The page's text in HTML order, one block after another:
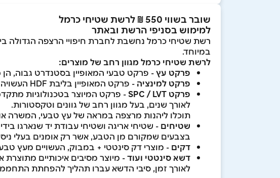
שובר בשווי 550 ₪ לרשת שטיחי כרמל
למימוש בסניפי הרשת ובאתר
רשת שטיחי כרמל נחשבת לחברת חיפויי הרצפה הגדולה
במיוחד.
לרשת שטיחי כרמל מגוון רחב של מוצרים:
פרקט עץ - פרקט טבעי המאופיין בסטנדרט גבוה, הן
פרקט למינציה - פרקט המאופיין בליבת HDF העשויה מעץ טבעי איכותי, חיבורים חזקים ועמידה בפני דהייה, שחיקה וחדירת לחות.
פרקט SPC / LVT
- פרקט המיוצר בטכנולוגיות
לאורך שנים, בעל מגוון רחב של גוונים וטקסטורות.
תוכלו ליהנות מרצפה במראה של עץ טבעי, המשרה
שטיחים - שטיחי אריגה ושטיחי עבודת יד שנארגו
בצבעים שמקורם מן הטבע, אשר רק אומנים בעלי
דקים - מוצרי דק סינטטי + במבוק, העשויים מעץ טבעי
דשא סינטטי ועוד - מיוצר מסיבים איכותיים
לאורך זמן, סיבי הדשא עברו תהליך להפחתת